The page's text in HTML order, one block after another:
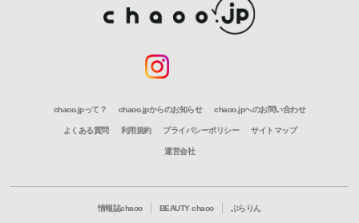
chaoo.jpって？ chaoo.jpからのお知らせ chaoo.jpへのお問い合わせ
よくある質問 利用規約 プライバシーポリシー サイトマップ
運営会社
情報誌chaoo BEAUTY chaoo ぶらりん